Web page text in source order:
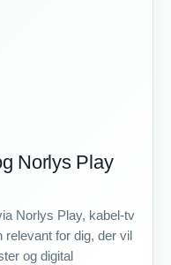
Norlys Play
Norlys Play, kabel-tv
relevant for dig, der vil
og digital